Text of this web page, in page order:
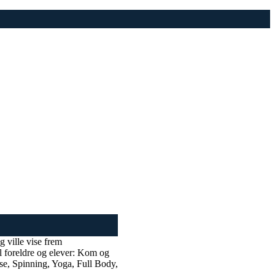
ville vise frem
foreldre og elever: Kom og
Spinning, Yoga, Full Body,